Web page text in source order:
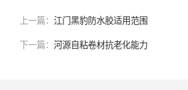
上一篇： 江门黑豹防水胶适用范围
下一篇： 河源自粘卷材抗老化能力